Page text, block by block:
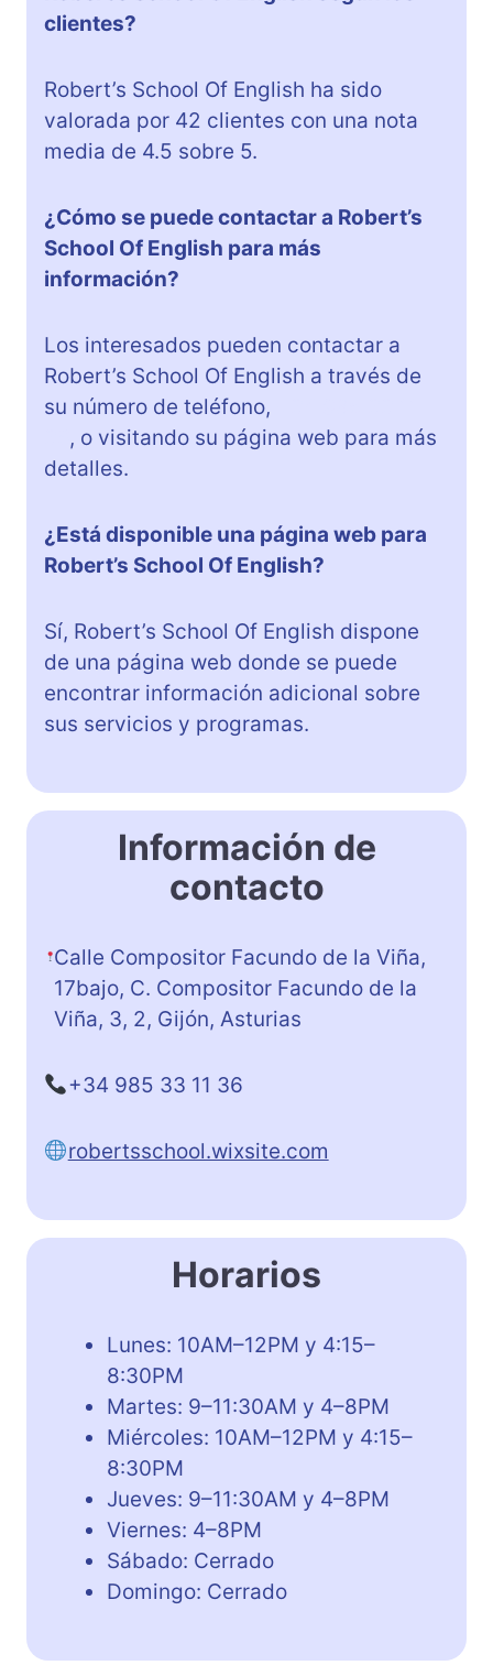
clientes?
Robert’s School Of English ha sido
valorada por 42 clientes con una nota
media de 4.5 sobre 5.
¿Cómo se puede contactar a Robert’s
School Of English para más
información?
Los interesados pueden contactar a
Robert’s School Of English a través de
su número de teléfono,
, o visitando su página web para más
detalles.
¿Está disponible una página web para
Robert’s School Of English?
Sí, Robert’s School Of English dispone
de una página web donde se puede
encontrar información adicional sobre
sus servicios y programas.
Información de
contacto
Calle Compositor Facundo de la Viña,
17bajo, C. Compositor Facundo de la
Viña, 3, 2, Gijón, Asturias
+34 985 33 11 36
robertsschool.wixsite.com
Horarios
Lunes: 10AM–12PM y 4:15–
8:30PM
Martes: 9–11:30AM y 4–8PM
Miércoles: 10AM–12PM y 4:15–
8:30PM
Jueves: 9–11:30AM y 4–8PM
Viernes: 4–8PM
Sábado: Cerrado
Domingo: Cerrado